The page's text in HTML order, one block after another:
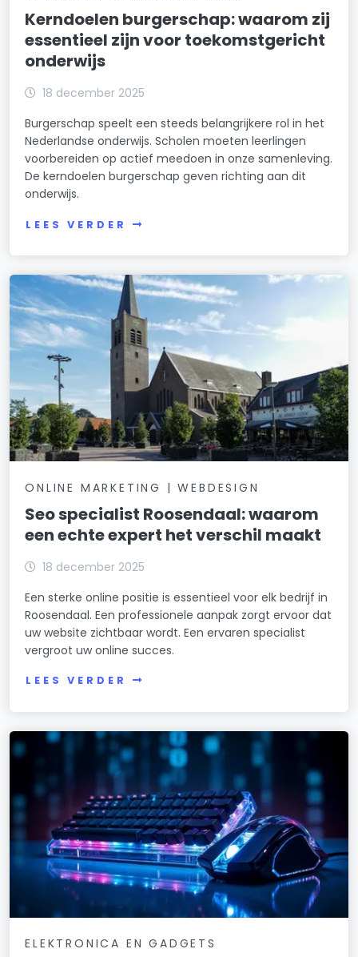
Kerndoelen burgerschap: waarom zij
essentieel zijn voor toekomstgericht
onderwijs
18 december 2025
Burgerschap speelt een steeds belangrijkere rol in het
Nederlandse onderwijs. Scholen moeten leerlingen
voorbereiden op actief meedoen in onze samenleving.
De kerndoelen burgerschap geven richting aan dit
onderwijs.
LEES VERDER
ONLINE MARKETING | WEBDESIGN
Seo specialist Roosendaal: waarom
een echte expert het verschil maakt
18 december 2025
Een sterke online positie is essentieel voor elk bedrijf in
Roosendaal. Een professionele aanpak zorgt ervoor dat
uw website zichtbaar wordt. Een ervaren specialist
vergroot uw online succes.
LEES VERDER
ELEKTRONICA EN GADGETS